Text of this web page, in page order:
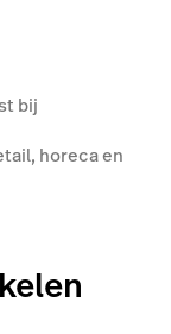
bij
horeca en